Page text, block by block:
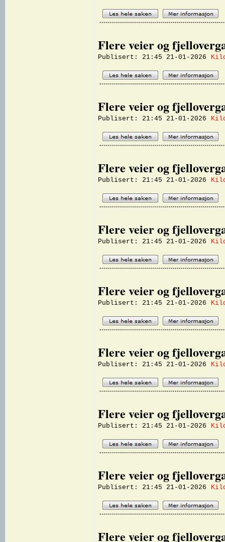
Flere veier og
Publisert: 21:45 21-01-2026
Flere veier og
Publisert: 21:45 21-01-2026
Flere veier og
Publisert: 21:45 21-01-2026
Flere veier og
Publisert: 21:45 21-01-2026
Flere veier og
Publisert: 21:45 21-01-2026
Flere veier og
Publisert: 21:45 21-01-2026
Flere veier og
Publisert: 21:45 21-01-2026
Flere veier og
Publisert: 21:45 21-01-2026
Flere veier og